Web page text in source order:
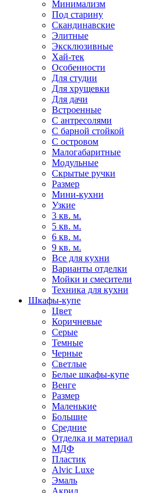
Минимализм
Под старину
Скандинавские
Элитные
Эксклюзивные
Хай-тек
Особенности
Для студии
Для хрущевки
Для дачи
Встроенные
С антресолями
С барной стойкой
С островом
Малогабаритные
Модульные
Скрытые ручки
Размер
Мини-кухни
Узкие
3 кв. м.
5 кв. м.
6 кв. м.
9 кв. м.
Все для кухни
Варианты отделки
Мойки и смесители
Техника для кухни
Шкафы-купе
Цвет
Коричневые
Серые
Темные
Черные
Светлые
Белые шкафы-купе
Венге
Размер
Маленькие
Большие
Средние
Отделка и материал
МДФ
Пластик
Alvic Luxe
Эмаль
Акрил